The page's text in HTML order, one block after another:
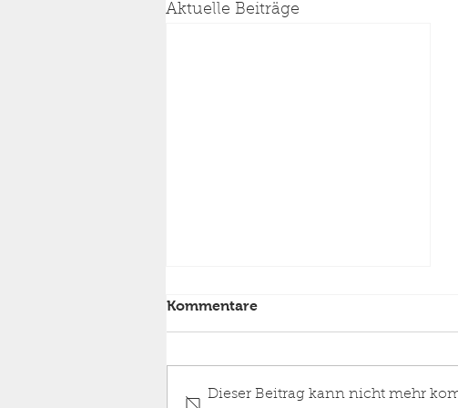
Aktuelle Beiträge
Kommentare
Dieser Beitrag kann nicht mehr